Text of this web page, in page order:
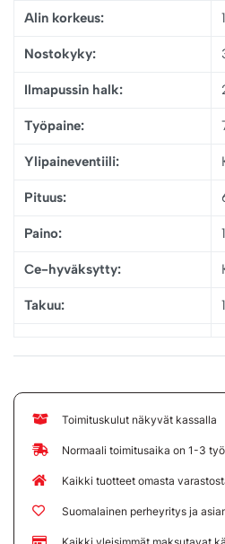
Alin korkeus:
Nostokyky:
Ilmapussin halk:
Työpaine:
Ylipaineventiili:
Pituus:
Paino:
Ce-hyväksytty:
Takuu:
Toimituskulut näkyvät kassalla
Normaali toimitusaika on 1-3
Kaikki tuotteet omasta
Suomalainen perheyritys ja